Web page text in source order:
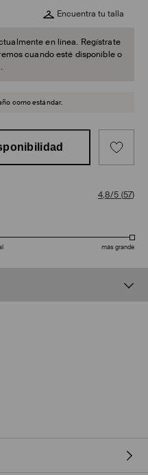
Encuentra tu talla
en línea. Regístrate
cuando esté disponible o
como estándar.
4,8/5 (57)
más grande